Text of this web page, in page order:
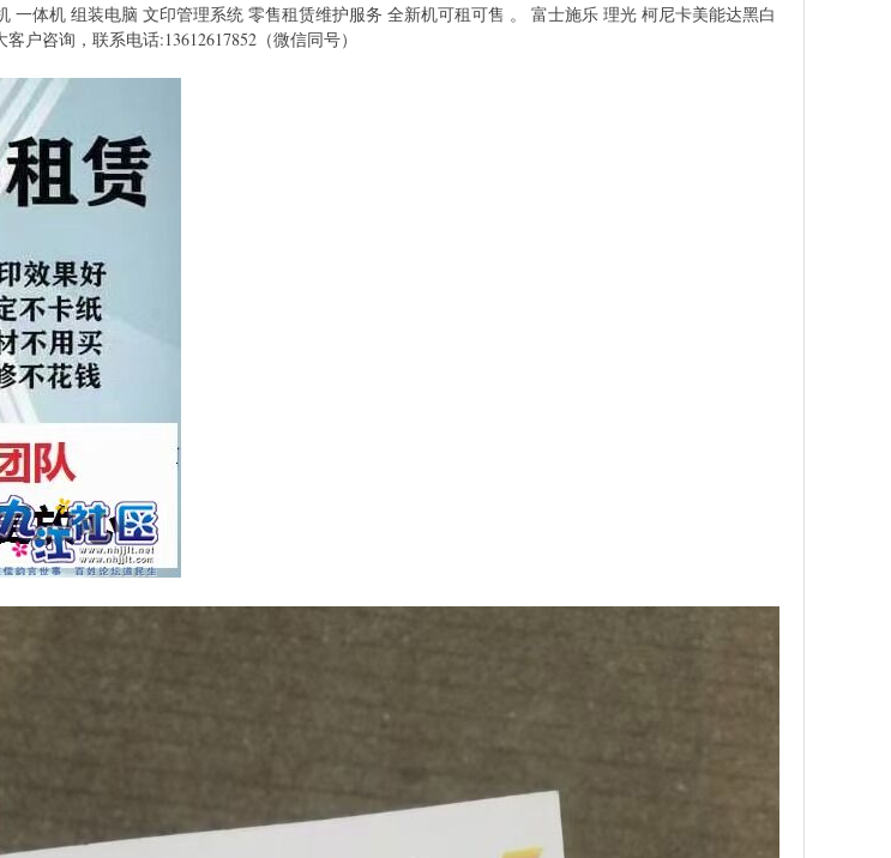
一体机 组装电脑 文印管理系统 零售租赁维护服务 全新机可租可售 。 富士施乐 理光 柯尼卡美能达黑白
户咨询，️联系电话:13612617852（微信同号）